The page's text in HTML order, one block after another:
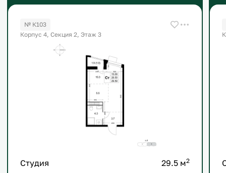
№ К103
Корпус 4, Секция 2, Этаж 3
Студия 29.5 м2